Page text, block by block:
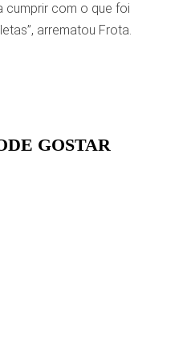
cumprir com o que foi
arrematou Frota.
GOSTAR